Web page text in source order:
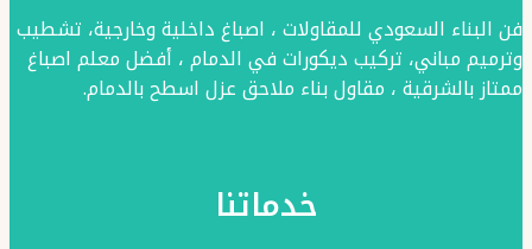
خشب
–
ديكورات
الخشب
فن البناء السعودي للمقاولات ، اصباغ داخلية وخارجية، تشطيب
وترميم مباني، تركيب ديكورات في الدمام ، أفضل معلم اصباغ
ممتاز بالشرقية ، مقاول بناء ملاحق عزل اسطح بالدمام.
خدماتنا